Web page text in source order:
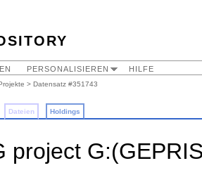
PERSONALISIEREN HILFE
> Datensatz #351743
Dateien Holdings
project